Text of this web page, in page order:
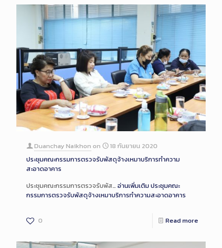
Duanchay Naikhon on
18 กันยายน 2020
ประชุมคณะกรรมการตรวจรับพัสดุจ้างเหมาบริการทำความ
สะอาดอาคาร
ประชุมคณะกรรมการตรวจรับพัส… อ่านเพิ่มเติมประชุมคณะ
กรรมการตรวจรับพัสดุจ้างเหมาบริการทำความสะอาดอาคาร
0 Read more